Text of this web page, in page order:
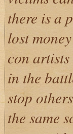
there is a
lost
con
in the
stop
the same